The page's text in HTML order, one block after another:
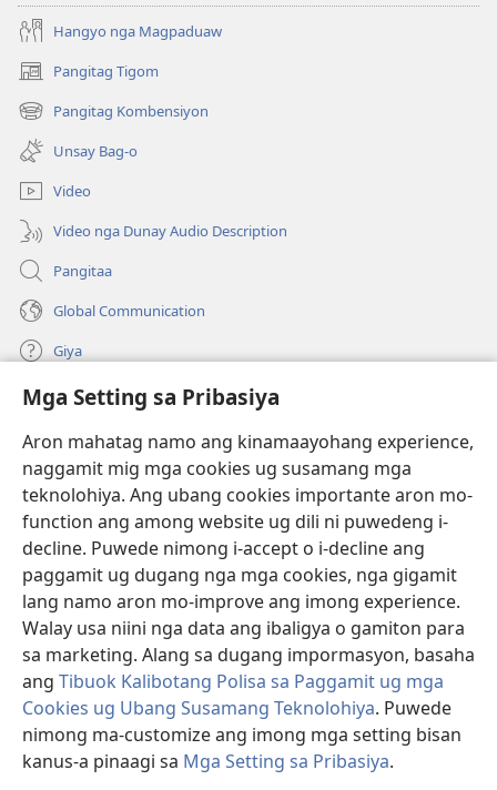
Mga Setting sa Pribasiya
Aron mahatag namo ang kinamaayohang experience,
naggamit mig mga cookies ug susamang mga
teknolohiya. Ang ubang cookies importante aron mo-
function ang among website ug dili ni puwedeng i-
decline. Puwede nimong i-accept o i-decline ang
paggamit ug dugang nga mga cookies, nga gigamit
lang namo aron mo-improve ang imong experience.
Walay usa niini nga data ang ibaligya o gamiton para
sa marketing. Alang sa dugang impormasyon, basaha
ang Tibuok Kalibotang Polisa sa Paggamit ug mga
Cookies ug Ubang Susamang Teknolohiya. Puwede
nimong ma-customize ang imong mga setting bisan
kanus-a pinaagi sa Mga Setting sa Pribasiya.
Hangyo nga Magpaduaw
Pangitag Tigom
(mo-
open
ug
bag-
ong
window)
Pangitag Kombensiyon
(mo-
open
ug
bag-
ong
window)
Unsay Bag-o
Video
Video nga Dunay Audio Description
Pangitaa
Global Communication
Giya
Donasyon
(mo-
open
bag-
ong
window)
Watchtower ONLINE NGA LIBRARYA
(mo-
open
ug
bag-
window)
JW Hub
(mo-
open
ug
bag-
ong
window)
JW Library
Watchtower Library
Copyright© 2026 Watch Tower Bible and Tract Society of Pennsylvania.
KONDISYONES SA PAGGAMIT
|POLISA SA PRIBASIYA|
SA PRIBASIYA